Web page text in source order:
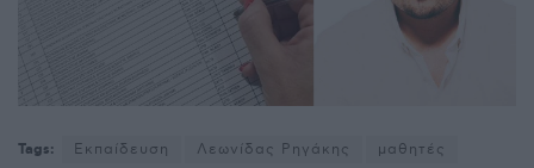
Tags: Εκπαίδευση Λεωνίδας Ρηγάκης
μαθητές